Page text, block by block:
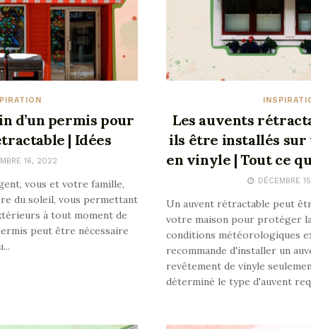
d’un permis pour
| Idées
16, 2022
vous et votre famille,
du soleil, vous permettant
à tout moment de
peut être nécessaire
Les auvents
ils être installés
en vinyle | Tout ce
DÉCEMBRE
Un auvent rétractable peut
votre maison pour protéger
conditions météorologiques
recommande d'installer un
revêtement de vinyle
déterminé le type d'auvent